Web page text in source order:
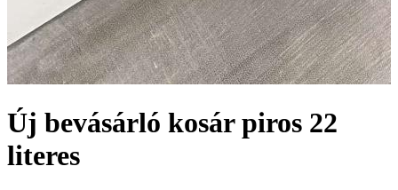
Új bevásárló kosár piros 22
literes